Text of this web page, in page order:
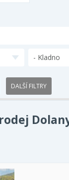
- Kladno
DALŠÍ FILTRY